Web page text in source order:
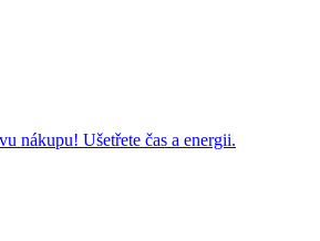
nákupu! Ušetřete čas a energii.